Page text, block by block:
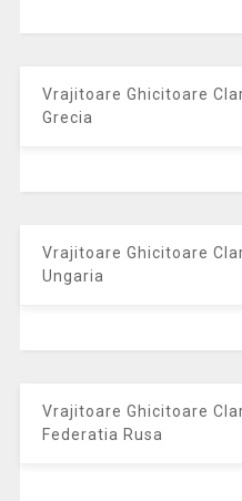
Vrajitoare Ghicitoare
Grecia
Vrajitoare Ghicitoare
Ungaria
Vrajitoare Ghicitoare
Federatia Rusa